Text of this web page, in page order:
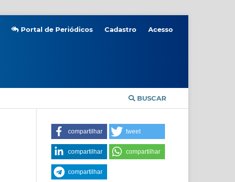
BUSCAR
Portal de Periódicos Cadastro Acesso
compartilhar tweet
compartilhar compartilhar
compartilhar